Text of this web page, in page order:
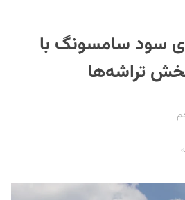
درصدی سود سامسونگ با
تراشه‌ها